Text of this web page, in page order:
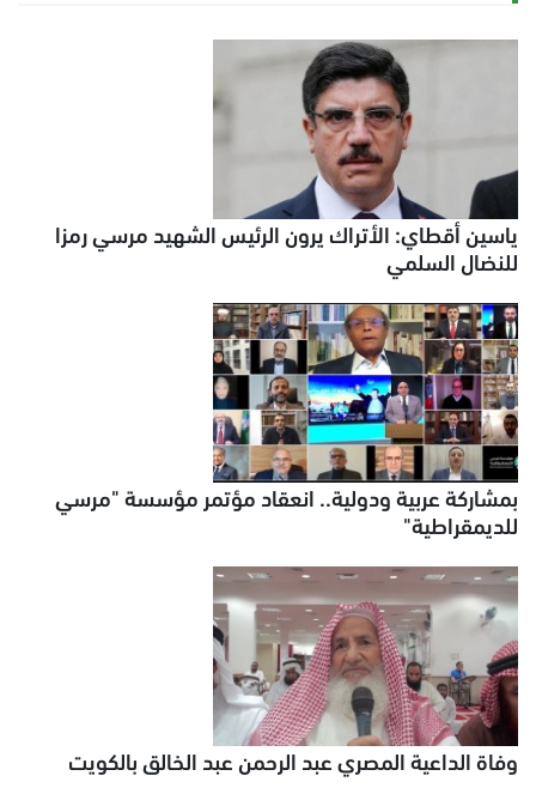
ياسين أقطاي: الأتراك يرون الرئيس الشهيد مرسي رمزا
للنضال السلمي
بمشاركة عربية ودولية.. انعقاد مؤتمر مؤسسة "مرسي
للديمقراطية"
وفاة الداعية المصري عبد الرحمن عبد الخالق بالكويت